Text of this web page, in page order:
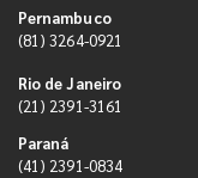
Pernambuco
(81) 3264-0921
Rio de Janeiro
(21) 2391-3161
Paraná
(41) 2391-0834